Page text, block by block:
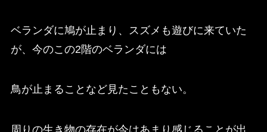
ベランダに鳩が止まり、スズメも遊びに来ていた
が、今のこの2階のベランダには
鳥が止まることなど見たこともない。